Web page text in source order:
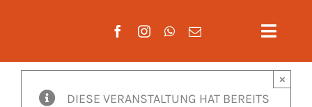
Toggle
Aktuelles
DIESE VERANSTALTUNG HAT BEREITS
×